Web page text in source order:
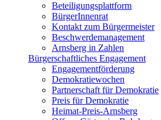
Beteiligungsplattform
BürgerInnenrat
Kontakt zum Bürgermeister
Beschwerdemanagement
Arnsberg in Zahlen
Bürgerschaftliches Engagement
Engagementförderung
Demokratiewochen
Partnerschaft für Demokratie
Preis für Demokratie
Heimat-Preis-Arnsberg